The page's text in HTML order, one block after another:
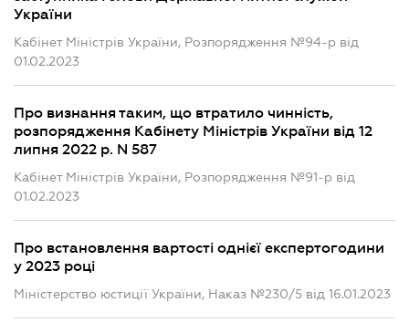
України
Кабінет Міністрів України, Розпорядження №94-р від
01.02.2023
Про визнання таким, що втратило чинність,
розпорядження Кабінету Міністрів України від 12
липня 2022 р. N 587
Кабінет Міністрів України, Розпорядження №91-р від
01.02.2023
Про встановлення вартості однієї експертогодини
у 2023 році
Міністерство юстиції України, Наказ №230/5 від 16.01.2023